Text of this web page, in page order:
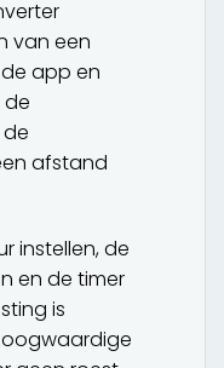
van een
app en
de
afstand
instellen, de
en de timer
is